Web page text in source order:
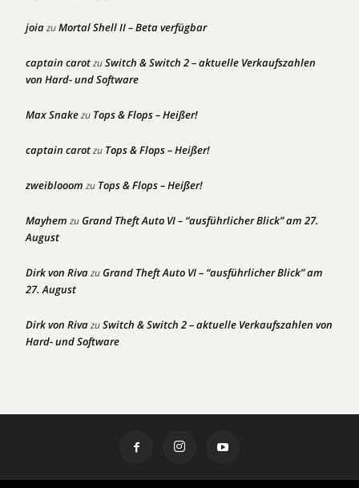
joiazuMortal Shell II – Beta verfügbar
captain carotzuSwitch & Switch 2 – aktuelle Verkaufszahlen
von Hard- und Software
Max Snakezu Tops & Flops – Heißer!
captain carotzu Tops & Flops – Heißer!
zweiblooom zu Tops & Flops – Heißer!
Mayhem zuGrand Theft Auto VI – “ausführlicher Blick” am 27.
August
Dirk von RivazuGrand Theft Auto VI – “ausführlicher Blick” am
27. August
Dirk von RivazuSwitch & Switch 2 – aktuelle Verkaufszahlen von
Hard- und Software